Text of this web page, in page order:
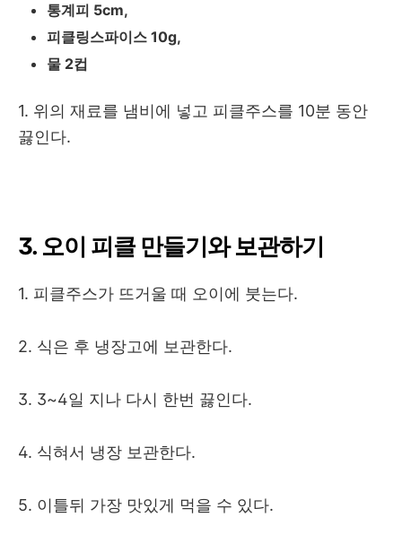
통계피 5cm,
피클링스파이스 10g,
물 2컵
1. 위의 재료를 냄비에 넣고 피클주스를 10분 동안
끓인다.
3. 오이 피클 만들기와 보관하기
1. 피클주스가 뜨거울 때 오이에 붓는다.
2. 식은 후 냉장고에 보관한다.
3. 3~4일 지나 다시 한번 끓인다.
4. 식혀서 냉장 보관한다.
5. 이틀뒤 가장 맛있게 먹을 수 있다.